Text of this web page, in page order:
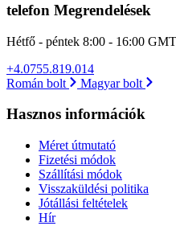
telefon Megrendelések
Hétfő - péntek 8:00 - 16:00
+4.0755.819.014
Román bolt
Magyar bolt
Hasznos információk
Méret útmutató
Fizetési módok
Szállítási módok
Visszaküldési politika
Jótállási feltételek
Hír